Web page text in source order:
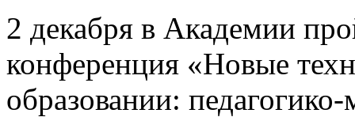
2 декабря в Академии
конференция «Новые
образовании: